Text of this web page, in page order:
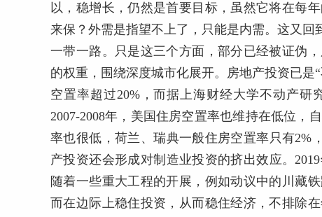
以，稳增长，仍然是首要目标，虽然它将在每
来保？外需是指望不上了，只能是内需。这又回
一带一路。只是这三个方面，部分已经被证伪
的权重，围绕深度城市化展开。房地产投资已
空置率超过20%，而据上海财经大学不动产
2007-2008年，美国住房空置率也维持在低位，
率也很低，荷兰、瑞典一般住房空置率只有2%
产投资还会形成对制造业投资的挤出效应。
随着一些重大工程的开展，例如动议中的川藏
而在边际上稳住投资，从而稳住经济，不排除